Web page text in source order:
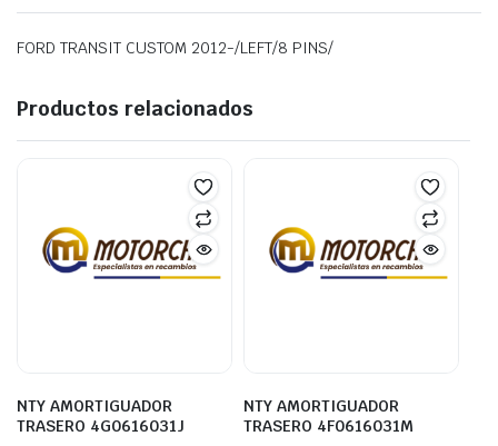
FORD TRANSIT CUSTOM 2012-/LEFT/8 PINS/
Productos relacionados
NTY AMORTIGUADOR
TRASERO 4G0616031J
NTY AMORTIGUADOR
TRASERO 4F0616031M